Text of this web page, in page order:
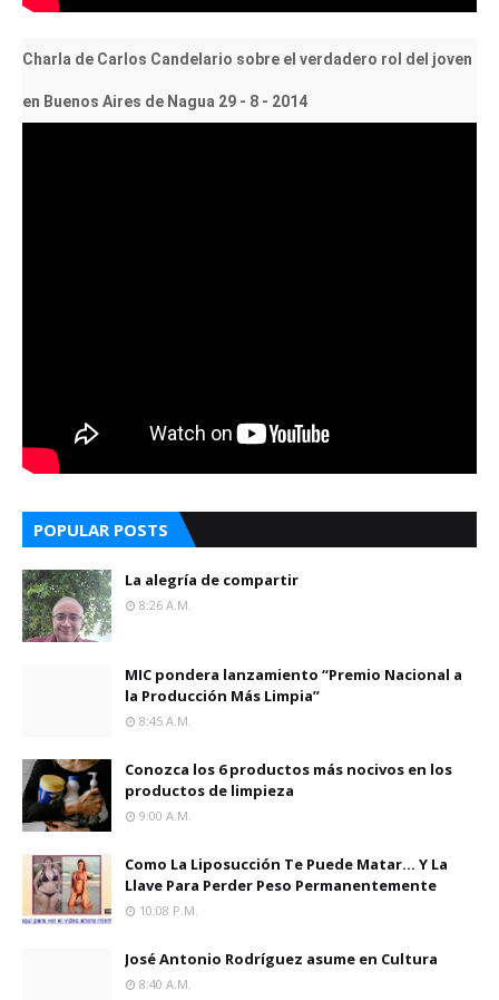
Charla de Carlos Candelario sobre el verdadero rol del joven
en Buenos Aires de Nagua 29 - 8 - 2014
POPULAR POSTS
La alegría de compartir
8:26 A.m.
MIC pondera lanzamiento “Premio Nacional a
la Producción Más Limpia”
8:45 A.m.
Conozca los 6 productos más nocivos en los
productos de limpieza
9:00 A.m.
Como La Liposucción Te Puede Matar… Y La
Llave Para Perder Peso Permanentemente
10:08 P.m.
José Antonio Rodríguez asume en Cultura
8:40 A.m.